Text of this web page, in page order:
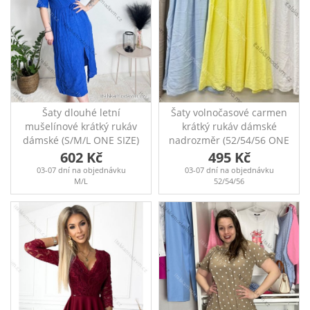
Šaty dlouhé letní
mušelínové krátký rukáv
dámské (S/M/L ONE SIZE)
ITALSKÁ MÓDA IM424404
Dlouhé mušelínové šaty
se stahováním v pase,
zavinovacím výstřihem a
krátkým rukávem Prsa
105cm, Boky 120cm,
Délka 117cm Modelka
Lucie na fotografiích má
výšku 170 cm a míry 93-
62-89 (prsa-pas-boky).
602 Kč
03-07 dní na objednávku
M/L
Šaty volnočasové carmen
krátký rukáv dámské
nadrozměr (52/54/56 ONE
SIZE) ITALSKá MóDA
IM426163
prsa 150cm Boky 170cm
délka 114cm Šaty mají
kapsy
495 Kč
03-07 dní na objednávku
52/54/56